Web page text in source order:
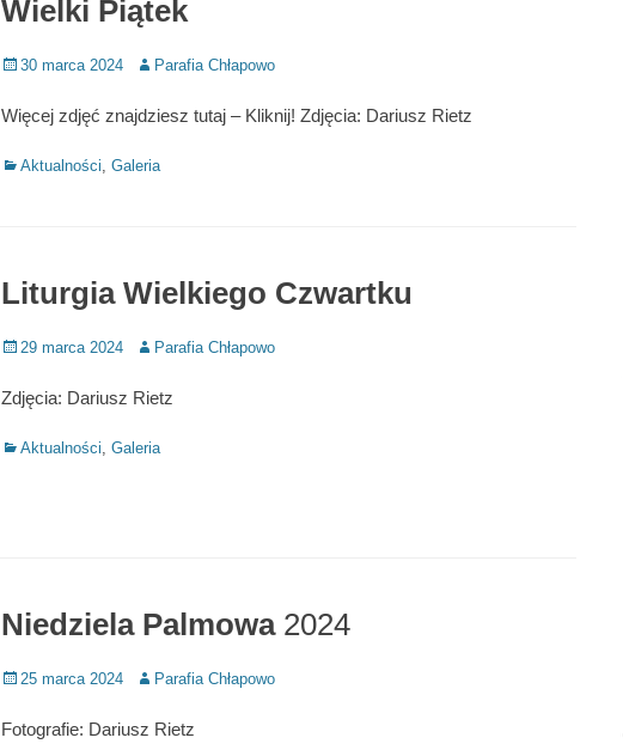
Wielki Piątek
Posted
30 marca 2024 Author
Parafia Chłapowo
Więcej zdjęć znajdziesz tutaj – Kliknij! Zdjęcia: Dariusz Rietz
Categories
Aktualności, Galeria
Liturgia Wielkiego Czwartku
Posted
29 marca 2024 Author
Parafia Chłapowo
Zdjęcia: Dariusz Rietz
Categories
Aktualności, Galeria
Niedziela Palmowa2024
Posted
25 marca 2024 Author
Parafia Chłapowo
Fotografie: Dariusz Rietz